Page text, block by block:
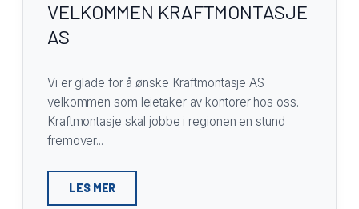
VELKOMMEN KRAFTMONTASJE
AS
Vi er glade for å ønske Kraftmontasje AS
velkommen som leietaker av kontorer hos oss.
Kraftmontasje skal jobbe i regionen en stund
fremover...
LES MER